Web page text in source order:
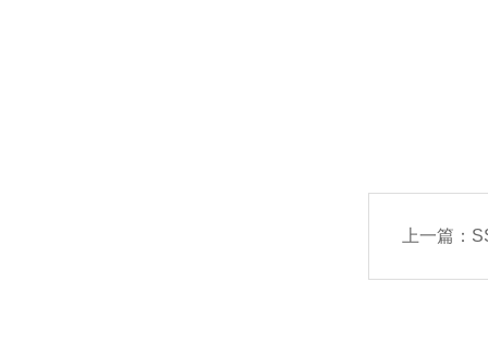
上一篇：